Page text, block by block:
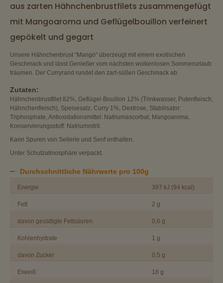
aus zarten Hähnchenbrustfilets zusammengefügt
mit Mangoaroma und Geflügelbouillon verfeinert
gepökelt und gegart
Unsere Hähnchenbrust “Mango“ überzeugt mit einem exotischen
Geschmack und lässt Genießer vom nächsten wolkenlosen Sommerurlaub
träumen. Der Curryrand rundet den zart-süßen Geschmack ab.
Zutaten:
Hähnchenbrustfilet 82%, Geflügel-Bouillon 12% (Trinkwasser, Putenfleisch,
Hähnchenfleisch), Speisesalz, Curry 1%, Dextrose, Stabilisator:
Triphosphate, Antioxidationsmittel: Natriumascorbat; Mangoaroma,
Konservierungsstoff: Natriumnitrit.
Kann Spuren von Sellerie und Senf enthalten.
Unter Schutzatmosphäre verpackt.
Durchschnittliche Nährwerte pro 100g
Energie 397 kJ (94 kcal)
Fett 2 g
davon gesättigte Fettsäuren 0,6 g
Kohlenhydrate 1 g
davon Zucker 0,5 g
Eiweiß 18 g